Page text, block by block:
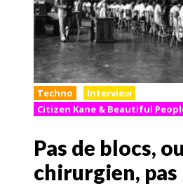
Techno
Interview
Citizen Kane & Beautiful
Pas de blocs,
chirurgien, pas